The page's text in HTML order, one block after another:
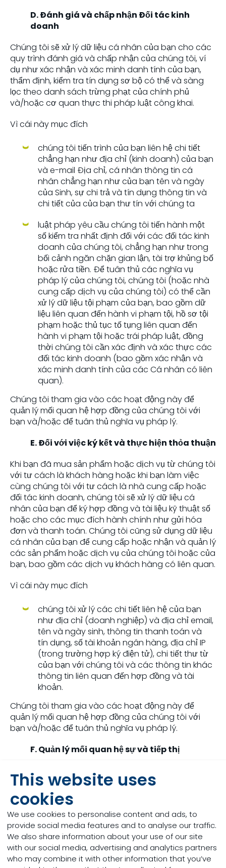
This website uses
cookies
We use cookies to personalise content and ads, to
provide social media features and to analyse our traffic.
We also share information about your use of our site
with our social media, advertising and analytics partners
who may combine it with other information that you’ve
D. Đánh giá và chấp nhận Đối tác kinh
doanh
Chúng tôi sẽ xử lý dữ liệu cá nhân của bạn cho các
quy trình đánh giá và chấp nhận của chúng tôi, ví
dụ như xác nhận và xác minh danh tính của bạn,
thẩm định, kiểm tra tín dụng sơ bộ có thể và sàng
lọc theo danh sách trừng phạt của chính phủ
và/hoặc cơ quan thực thi pháp luật công khai.
Vì cái này mục đích
chúng tôi tiến trình của bạn liên hệ chi tiết
chẳng hạn như địa chỉ (kinh doanh) của bạn
và e-mail Địa chỉ, cá nhân thông tin cá
nhân chẳng hạn như của bạn tên và ngày
của Sinh, sự chi trả và tín dụng thông tin và
chi tiết của của bạn thư tín với chúng ta
luật pháp yêu cầu chúng tôi tiến hành một
số kiểm tra nhất định đối với các đối tác kinh
doanh của chúng tôi, chẳng hạn như trong
bối cảnh ngăn chặn gian lận, tài trợ khủng bố
hoặc rửa tiền. Để tuân thủ các nghĩa vụ
pháp lý của chúng tôi, chúng tôi (hoặc nhà
cung cấp dịch vụ của chúng tôi) có thể cần
xử lý dữ liệu tội phạm của bạn, bao gồm dữ
liệu liên quan đến hành vi phạm tội, hồ sơ tội
phạm hoặc thủ tục tố tụng liên quan đến
hành vi phạm tội hoặc trái pháp luật, đồng
thời chúng tôi cần xác định và xác thực các
đối tác kinh doanh (bao gồm xác nhận và
xác minh danh tính của các Cá nhân có liên
quan).
Chúng tôi tham gia vào các hoạt động này để
quản lý mối quan hệ hợp đồng của chúng tôi với
bạn và/hoặc để tuân thủ nghĩa vụ pháp lý.
E. Đối với việc ký kết và thực hiện thỏa thuận
Khi bạn đã mua sản phẩm hoặc dịch vụ từ chúng tôi
với tư cách là khách hàng hoặc khi bạn làm việc
cùng chúng tôi với tư cách là nhà cung cấp hoặc
đối tác kinh doanh, chúng tôi sẽ xử lý dữ liệu cá
nhân của bạn để ký hợp đồng và tài liệu kỹ thuật số
hoặc cho các mục đích hành chính như gửi hóa
đơn và thanh toán. Chúng tôi cũng sử dụng dữ liệu
cá nhân của bạn để cung cấp hoặc nhận và quản lý
các sản phẩm hoặc dịch vụ của chúng tôi hoặc của
bạn, bao gồm các dịch vụ khách hàng có liên quan.
Vì cái này mục đích
chúng tôi xử lý các chi tiết liên hệ của bạn
như địa chỉ (doanh nghiệp) và địa chỉ email,
tên và ngày sinh, thông tin thanh toán và
tín dụng, số tài khoản ngân hàng, địa chỉ IP
(trong trường hợp ký điện tử), chi tiết thư từ
của bạn với chúng tôi và các thông tin khác
thông tin liên quan đến hợp đồng và tài
khoản.
Chúng tôi tham gia vào các hoạt động này để
quản lý mối quan hệ hợp đồng của chúng tôi với
bạn và/hoặc để tuân thủ nghĩa vụ pháp lý.
F. Quản lý mối quan hệ sự và tiếp thị
Chúng tôi sử dụng thông tin của bạn, bao gồm các
tùy chọn có thể có của bạn mà bạn đã chia sẻ với
chúng tôi, để gửi bạn cung cấp, bản tin, quản lý mối
quan hệ khác hoặc truyền thông tiếp thị, bao gồm
quảng cáo hoặc lời mời tham gia sự kiện, quản lý sự
kiện hoặc quảng cáo, cung cấp dịch vụ khách hàng,
thực hiện quản lý tài khoản và thông báo thu hồi .
Chúng tôi cũng sử dụng của bạn cá nhân dữ liệu để
phát triển, thực hiện và phân tích các chiến lược